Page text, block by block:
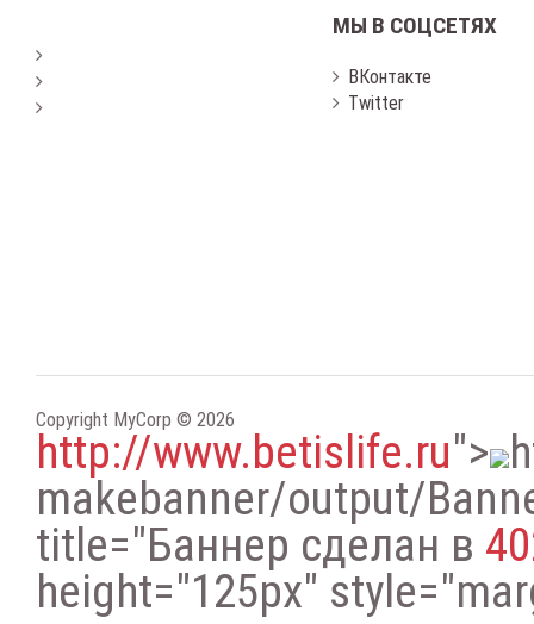
МЫ В СОЦСЕТЯХ
ВКонтакте
Twitter
Copyright MyCorp © 2026
http://www.betislife.ru">
makebanner/output/
title="Баннер сделан в
height="125px"